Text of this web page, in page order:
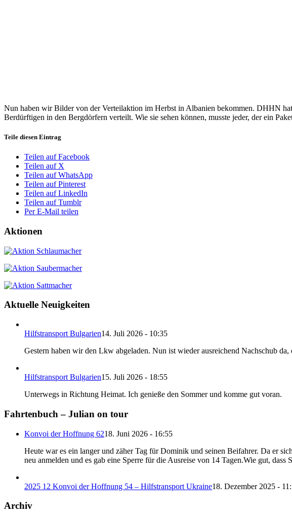
Nun haben wir Bilder von der Verteilaktion im Herbst in Albanien bekommen. DHHN
Berdürftigen in den Bergdörfern verteilt. Wie sie sehen können, musste jeder, der ein
Teile diesen Eintrag
Teilen auf Facebook
Teilen auf X
Teilen auf WhatsApp
Teilen auf Pinterest
Teilen auf LinkedIn
Teilen auf Tumblr
Per E-Mail teilen
Aktionen
Aktuelle Neuigkeiten
Hilfstransport Bulgarien14. Juli 2026 - 10:35
Gestern haben wir den Lkw abgeladen. Nun ist wieder ausreichend Nachschub
Hilfstransport Bulgarien15. Juli 2026 - 18:55
Unterwegs in Richtung Heimat. Ich genieße den Sommer und komme gut voran.
Fahrtenbuch – Julian on tour
Konvoi der Hoffnung 6218. Juni 2026 - 16:55
Heute war es ein langer und zäher Tag für Dominik und seinen Beifahrer. Da er
neu anmelden und es gab eine Sperre für die Ausreise von 14 Tagen.Wie gut,
2025 12 Konvoi der Hoffnung 54 – Hilfstransport Ukraine18. Dezember 2025 -
Archiv